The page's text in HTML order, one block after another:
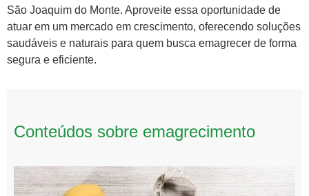
São Joaquim do Monte. Aproveite essa oportunidade de
atuar em um mercado em crescimento, oferecendo soluções
saudáveis e naturais para quem busca emagrecer de forma
segura e eficiente.
Conteúdos sobre emagrecimento